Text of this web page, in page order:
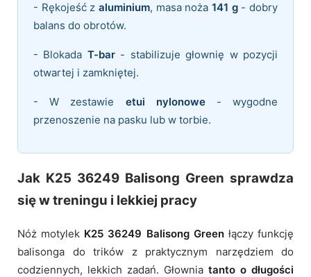
- Rękojeść z aluminium, masa noża 141 g- dobry
balans do obrotów.
- Blokada T-bar- stabilizuje głownię w pozycji
otwartej i zamkniętej.
- W zestawie etui nylonowe- wygodne
przenoszenie na pasku lub w torbie.
Jak K25 36249 Balisong Green sprawdza
się w treningu i lekkiej pracy
Nóż motylek K25 36249 Balisong Greenłączy funkcję
balisonga do trików z praktycznym narzędziem do
codziennych, lekkich zadań. Głownia tanto o długości